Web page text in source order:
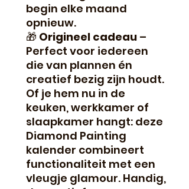
begin elke maand
opnieuw.
🎁 Origineel cadeau –
Perfect voor iedereen
die van plannen én
creatief bezig zijn houdt.
Of je hem nu in de
keuken, werkkamer of
slaapkamer hangt: deze
Diamond Painting
kalender combineert
functionaliteit met een
vleugje glamour. Handig,